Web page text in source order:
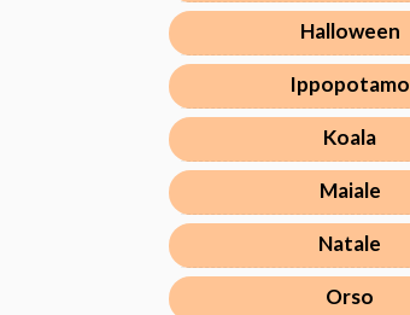
Halloween
Ippopotamo
Koala
Maiale
Natale
Orso